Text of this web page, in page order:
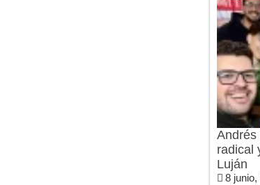
Andrés
radical
Luján
8 junio,